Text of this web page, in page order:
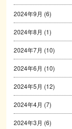
2024年9月 (6)
2024年8月 (1)
2024年7月 (10)
2024年6月 (10)
2024年5月 (12)
2024年4月 (7)
2024年3月 (6)